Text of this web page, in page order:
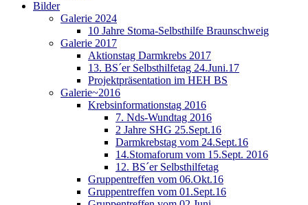
Bilder
Galerie 2024
10 Jahre Stoma-Selbsthilfe Braunschweig
Galerie 2017
Aktionstag Darmkrebs 2017
13. BS´er Selbsthilfetag 24.Juni.17
Projektpräsentation im HEH BS
Galerie~2016
Krebsinformationstag 2016
7. Nds-Wundtag 2016
2 Jahre SHG 25.Sept.16
Darmkrebstag vom 24.Sept.16
14.Stomaforum vom 15.Sept. 2016
12. BS´er Selbsthilfetag
Gruppentreffen vom 06.Okt.16
Gruppentreffen vom 01.Sept.16